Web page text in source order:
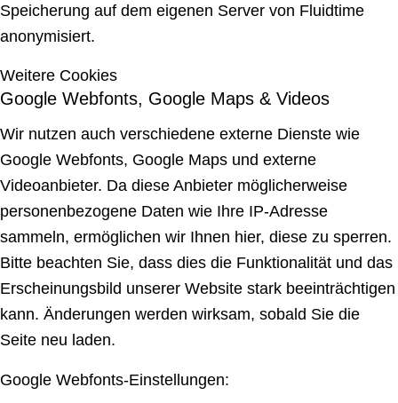
Speicherung auf dem eigenen Server von Fluidtime
anonymisiert.
Weitere Cookies
Google Webfonts, Google Maps & Videos
Wir nutzen auch verschiedene externe Dienste wie
Google Webfonts, Google Maps und externe
Videoanbieter. Da diese Anbieter möglicherweise
personenbezogene Daten wie Ihre IP-Adresse
sammeln, ermöglichen wir Ihnen hier, diese zu sperren.
Bitte beachten Sie, dass dies die Funktionalität und das
Erscheinungsbild unserer Website stark beeinträchtigen
kann. Änderungen werden wirksam, sobald Sie die
Seite neu laden.
Google Webfonts-Einstellungen: